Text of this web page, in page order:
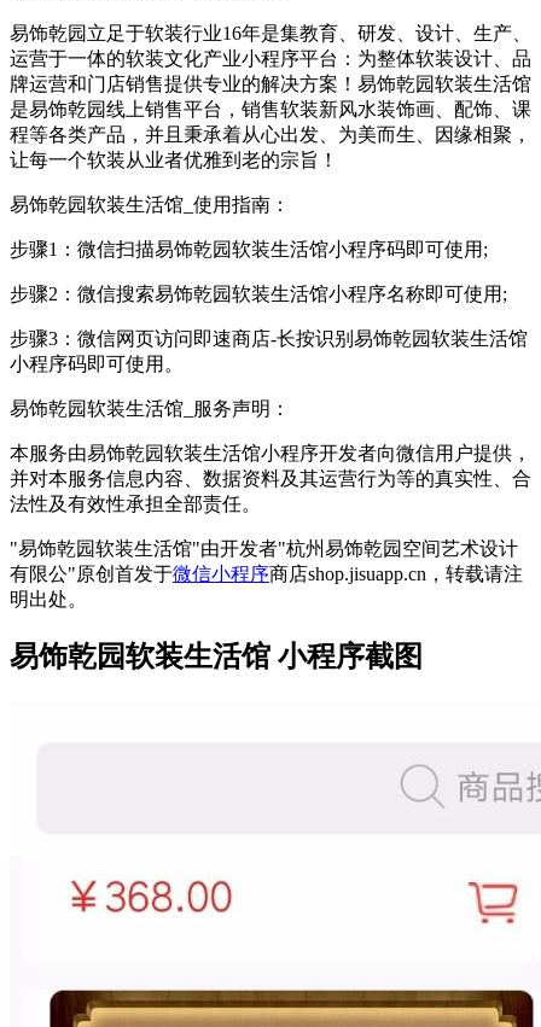
易饰乾园立足于软装行业16年是集教育、研发、设计、生产、
运营于一体的软装文化产业小程序平台：为整体软装设计、品
牌运营和门店销售提供专业的解决方案！易饰乾园软装生活馆
是易饰乾园线上销售平台，销售软装新风水装饰画、配饰、课
程等各类产品，并且秉承着从心出发、为美而生、因缘相聚，
让每一个软装从业者优雅到老的宗旨！
易饰乾园软装生活馆_使用指南：
步骤1：微信扫描易饰乾园软装生活馆小程序码即可使用;
步骤2：微信搜索易饰乾园软装生活馆小程序名称即可使用;
步骤3：微信网页访问即速商店-长按识别易饰乾园软装生活馆
小程序码即可使用。
易饰乾园软装生活馆_服务声明：
本服务由易饰乾园软装生活馆小程序开发者向微信用户提供，
并对本服务信息内容、数据资料及其运营行为等的真实性、合
法性及有效性承担全部责任。
"易饰乾园软装生活馆"由开发者"杭州易饰乾园空间艺术设计
有限公"原创首发于微信小程序商店shop.jisuapp.cn，转载请注
明出处。
易饰乾园软装生活馆 小程序截图